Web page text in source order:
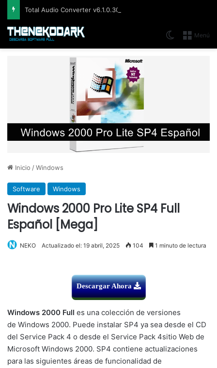
Menú
Switch skin
Inicio /Windows
Software Windows
Windows 2000 Pro Lite SP4 Full
Español [Mega]
NEKO Actualizado el: 19 abril, 2025 104 1 minuto de lectura
Descargar Ahora
Windows 2000 Full es una colección de versiones
de Windows 2000. Puede instalar SP4 ya sea desde el CD
del Service Pack 4 o desde el Service Pack 4sitio Web de
Microsoft Windows 2000. SP4 contiene actualizaciones
para las siguientes áreas de funcionalidad de